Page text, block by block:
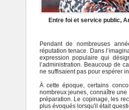
Entre foi et service public,
Pendant de nombreuses
réputation tenace. Dans
expression populaire qui
l’administration. Beaucoup de
ne suffisaient pas pour espérer
À cette époque, certains
nombreux jeunes, connaître
préparation. Le copinage, les
plus évoqués lorsqu'il était